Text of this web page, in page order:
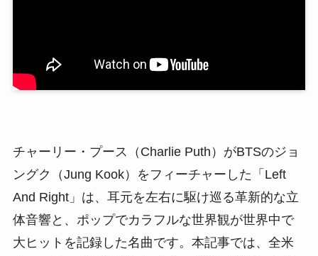
チャーリー・プース（Charlie Puth）がBTSのジョ
ングク（Jung Kook）をフィーチャーした「Left
And Right」は、耳元を左右に駆け巡る革新的な立
体音響と、ポップでカラフルな世界観が世界中で
大ヒットを記録した名曲です。本記事では、全米